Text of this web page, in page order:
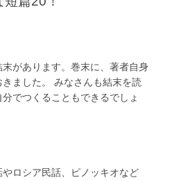
があります。巻末に、著者自身
ました。 みなさんも結末を読
でつくることもできるでしょ
ロシア民話、ピノッキオなど